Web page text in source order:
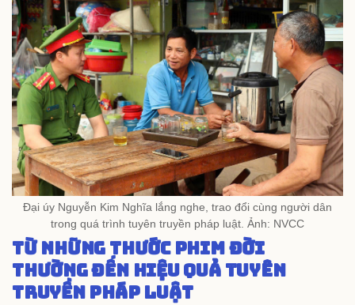
Đại úy Nguyễn Kim Nghĩa lắng nghe, trao đổi cùng người dân
trong quá trình tuyên truyền pháp luật. Ảnh: NVCC
Từ những thước phim đời
thường đến hiệu quả tuyên
truyền pháp luật